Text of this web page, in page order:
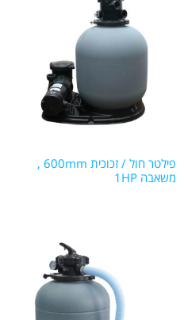
פילטר חול / זכוכית 600mm ,
משאבה 1HP